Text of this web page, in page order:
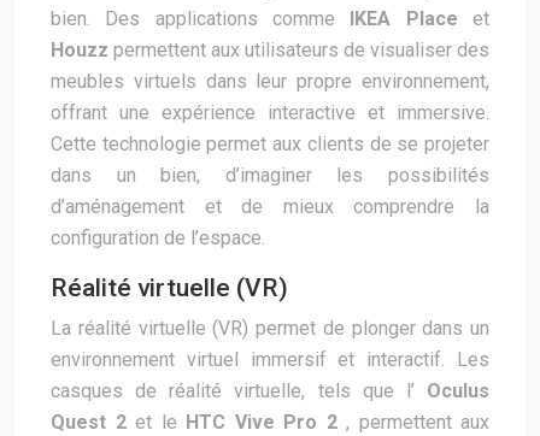
bien. Des applications comme IKEA Placeet
Houzz permettent aux utilisateurs de visualiser des
meubles virtuels dans leur propre environnement,
offrant une expérience interactive et immersive.
Cette technologie permet aux clients de se projeter
dans un bien, d’imaginer les possibilités
d’aménagement et de mieux comprendre la
configuration de l’espace.
Réalité virtuelle (VR)
La réalité virtuelle (VR) permet de plonger dans un
environnement virtuel immersif et interactif. Les
casques de réalité virtuelle, tels que l’ Oculus
Quest 2 et le HTC Vive Pro 2 , permettent aux